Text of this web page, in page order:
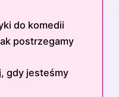
do komedii
postrzegamy
gdy jesteśmy